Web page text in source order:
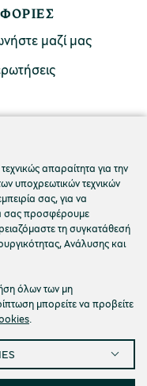
μαζί μας
ΠΕΙΡΑΙΩΣ
Cookies
απαραίτητα για την
υποχρεωτικών τεχνικών
σας, για να
σας προσφέρουμε
τη συγκατάθεσή
Ανάλυσης και
όλων των μη
μπορείτε να προβείτε
.